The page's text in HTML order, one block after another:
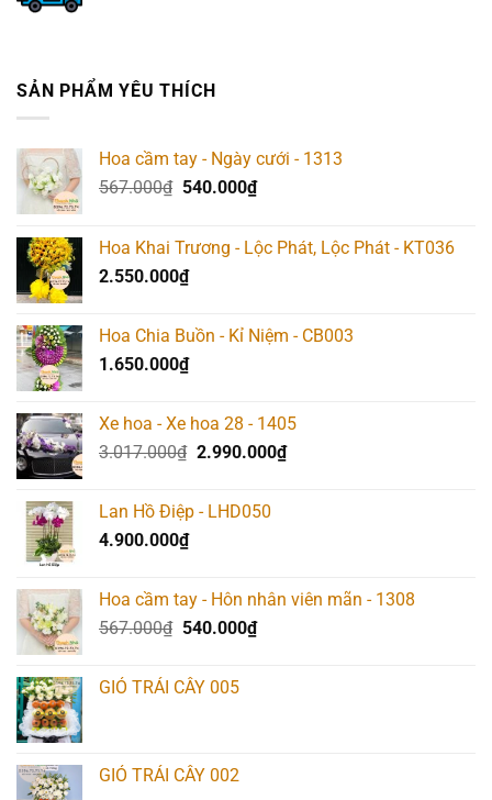
SẢN PHẨM YÊU THÍCH
Hoa cầm tay - Ngày cưới - 1313
567.000₫ Giá
567.000₫.
540.000₫Giá
là:
Hoa Khai Trương - Lộc Phát, Lộc Phát - KT036
2.550.000₫
Hoa Chia Buồn - Kỉ Niệm - CB003
1.650.000₫
Xe hoa - Xe hoa 28 - 1405
3.017.000₫ Giá
3.017.000₫.
2.990.000₫Giá
Lan Hồ Điệp - LHD050
4.900.000₫
Hoa cầm tay - Hôn nhân viên mãn - 1308
567.000₫ Giá
là:
567.000₫.
540.000₫Giá
GIỎ TRÁI CÂY 005
GIỎ TRÁI CÂY 002